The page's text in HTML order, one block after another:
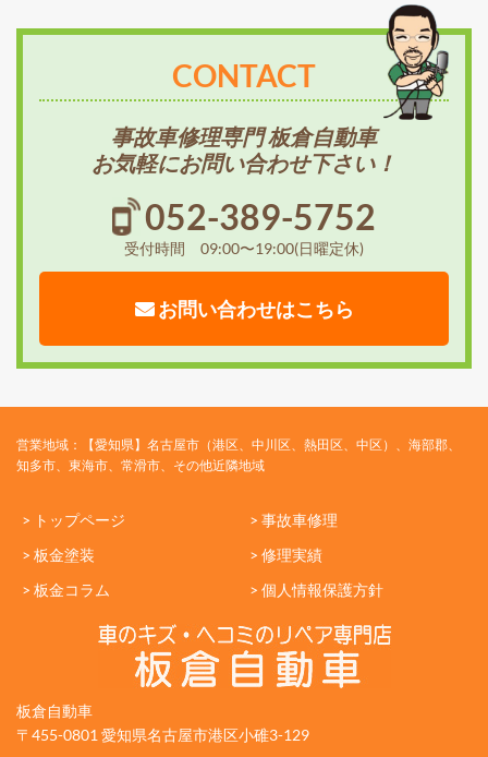
CONTACT
事故車修理専門 板倉自動車
お気軽にお問い合わせ下さい！
052-389-5752
受付時間 09:00〜19:00(日曜定休)
お問い合わせはこちら
営業地域：【愛知県】名古屋市（港区、中川区、熱田区、中区）、海部郡、
知多市、東海市、常滑市、その他近隣地域
> トップページ
> 事故車修理
> 板金塗装
> 修理実績
> 板金コラム
> 個人情報保護方針
板倉自動車
〒455-0801 愛知県名古屋市港区小碓3-129